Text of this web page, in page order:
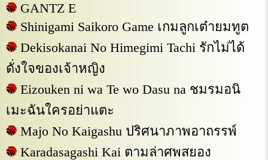
GANTZ E
Shinigami Saikoro Game เกมลูกเต๋ายมทูต
Dekisokanai No Himegimi Tachi รักไม่ได้
ดั่งใจของเจ้าหญิง
Eizouken ni wa Te wo Dasu na ชมรมอนิ
เมะฉันใครอย่าแตะ
Majo No Kaigashu ปริศนาภาพอาถรรพ์
Karadasagashi Kai ตามล่าศพสยอง